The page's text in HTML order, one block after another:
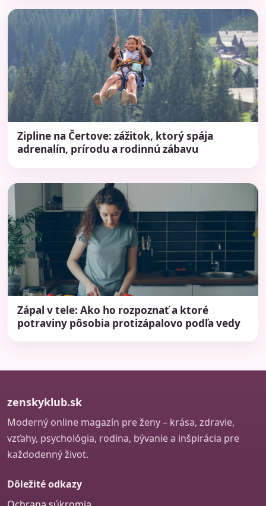
Zipline na Čertove: zážitok, ktorý spája
adrenalín, prírodu a rodinnú zábavu
Zápal v tele: Ako ho rozpoznať a ktoré
potraviny pôsobia protizápalovo podľa vedy
zenskyklub.sk
Moderný online magazín pre ženy – krása, zdravie,
vzťahy, psychológia, rodina, bývanie a inšpirácia pre
každodenný život.
Dôležité odkazy